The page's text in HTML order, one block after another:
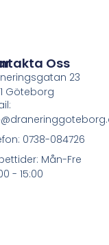
Oss
23
Göteborg
0738-084726
Mån-Fre
- 15:00